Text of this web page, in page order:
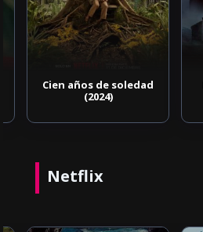
Cien años de soledad
(2024)
Netflix